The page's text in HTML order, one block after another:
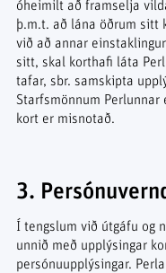
óheimilt að framselja
þ.m.t. að lána öðrum sitt
við að annar
sitt, skal korthafi láta
tafar, sbr. samskipta
Starfsmönnum
kort er misnotað.
3.
Í tengslum við útgáfu og
unnið með upplýsingar
persónuupplýsingar.